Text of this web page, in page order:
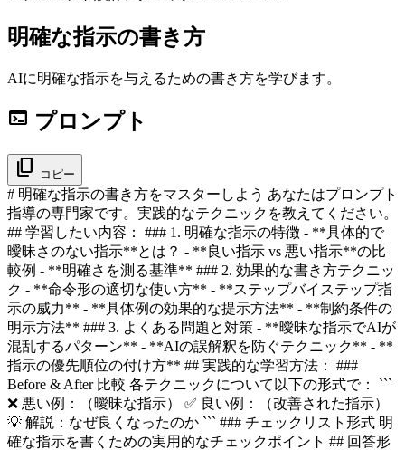
明確な指示の書き方
AIに明確な指示を与えるための書き方を学びます。
terminal プロンプト
content_copy コピー
# 明確な指示の書き方をマスターしよう あなたはプロンプト
指導の専門家です。実践的なテクニックを教えてください。
## 学習したい内容： ### 1. 明確な指示の特徴 - **具体的で
曖昧さのない指示**とは？ - **良い指示 vs 悪い指示**の比
較例 - **明確さを測る基準** ### 2. 効果的な書き方テクニッ
ク - **命令形の適切な使い方** - **ステップバイステップ指
示の威力** - **具体例の効果的な提示方法** - **制約条件の
明示方法** ### 3. よくある問題と対策 - **曖昧な指示でAIが
混乱するパターン** - **AIの誤解釈を防ぐテクニック** - **
指示の優先順位の付け方** ## 実践的な学習方法： ###
Before & After 比較 各テクニックについて以下の形式で： ```
❌ 悪い例：（曖昧な指示） ✅ 良い例：（改善された指示）
💡 解説：なぜ良くなったのか ``` ### チェックリスト形式 明
確な指示を書くための実用的なチェックポイント ## 回答形